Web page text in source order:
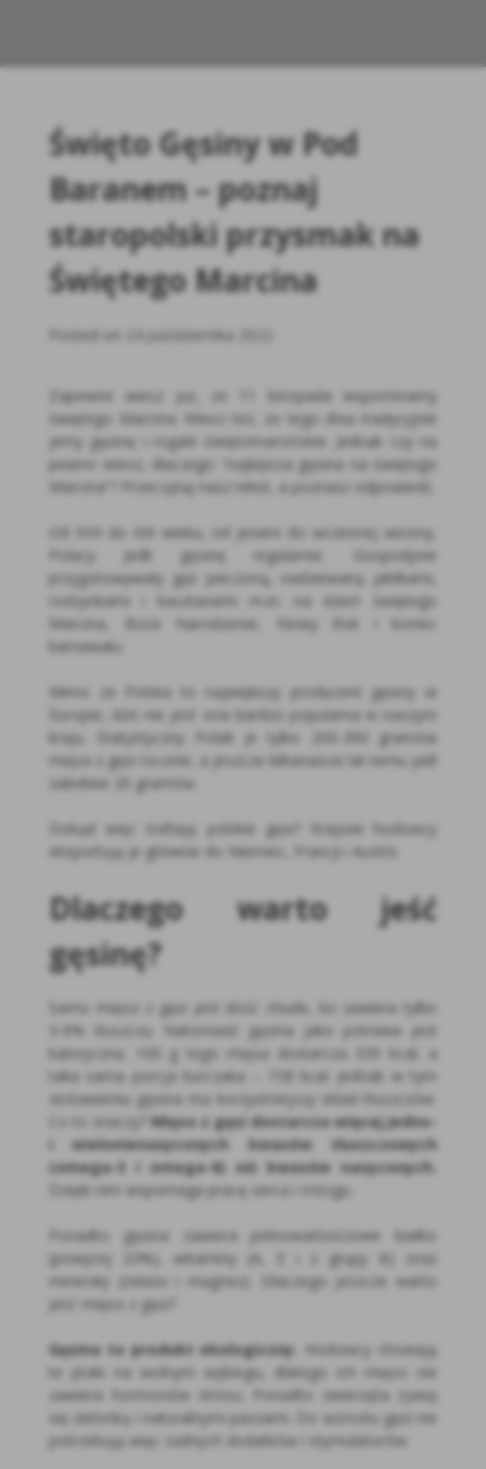
Święto Gęsiny w Pod
Baranem – poznaj
staropolski przysmak na
Świętego Marcina
Posted on 24 października 2022
Zapewne wiesz już, że 11 listopada wspominamy
świętego Marcina. Wiesz też, że tego dnia tradycyjnie
jemy gęsinę i rogale świętomarcińskie. Jednak czy na
pewno wiesz, dlaczego “najlepsza gęsina na świętego
Marcina”? Przeczytaj nasz tekst, a poznasz odpowiedź.
Od XVII do XIX wieku, od jesieni do wczesnej wiosny,
Polacy jedli gęsinę regularnie. Gospodynie
przygotowywały gęś pieczoną, nadziewaną jabłkami,
rodzynkami i kasztanami m.in. na dzień świętego
Marcina, Boże Narodzenie, Nowy Rok i koniec
karnawału.
Mimo że Polska to największy producent gęsiny w
Europie, dziś nie jest ona bardzo popularna w naszym
kraju. Statystyczny Polak je tylko 200-300 gramów
mięsa z gęsi rocznie, a jeszcze kilkanaście lat temu jadł
zaledwie 20 gramów.
Dokąd więc trafiają polskie gęsi? Krajowi hodowcy
eksportują je głównie do Niemiec, Francji i Austrii.
Dlaczego warto jeść
gęsinę?
Samo mięso z gęsi jest dość chude, bo zawiera tylko
3-6% tłuszczu. Natomiast gęsina jako potrawa jest
kaloryczna. 100 g tego mięsa dostarcza 339 kcal, a
taka sama porcja kurczaka – 158 kcal. Jednak w tym
zestawieniu gęsina ma korzystniejszy skład tłuszczów.
Co to znaczy? Mięso z gęsi dostarcza więcej jedno-
i wielonienasyconych kwasów tłuszczowych
(omega-3 i omega-6) niż kwasów nasyconych.
Dzięki nim wspomaga pracę serca i mózgu.
Ponadto gęsina zawiera pełnowartościowe białko
(powyżej 23%), witaminy (A, E i z grupy B) oraz
minerały (żelazo i magnez). Dlaczego jeszcze warto
jeść mięso z gęsi?
Gęsina to produkt ekologiczny.
Hodowcy chowają
te ptaki na wolnym wybiegu, dlatego ich mięso nie
zawiera hormonów stresu. Ponadto zwierzęta żywią
się zielonką i naturalnymi paszami. Do wzrostu gęsi nie
potrzebują więc żadnych dodatków i stymulatorów.